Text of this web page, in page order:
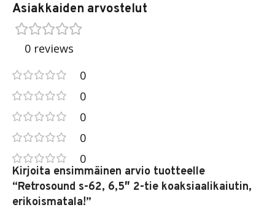
Asiakkaiden arvostelut
0 reviews
0
0
0
0
0
Kirjoita ensimmäinen arvio tuotteelle
“Retrosound s-62, 6,5″ 2-tie koaksiaalikaiutin,
erikoismatala!”